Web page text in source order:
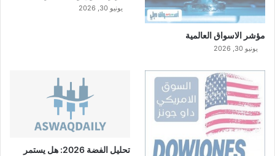
مؤشر الاسواق العالمية
يونيو 30, 2026
يونيو 30, 2026
تحليل الفضة 2026: هل يستمر